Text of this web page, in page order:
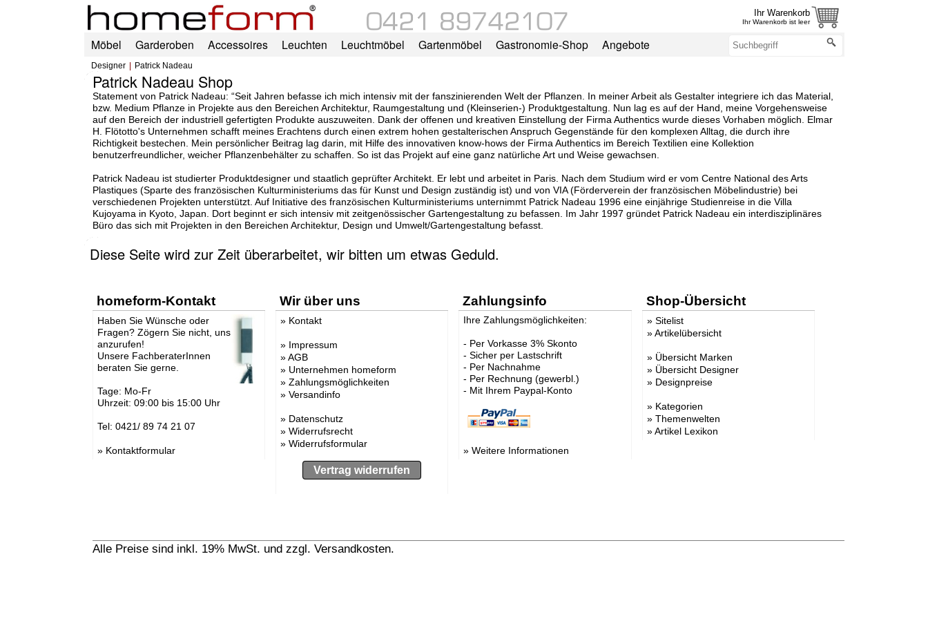
Ihr Warenkorb
Ihr Warenkorb ist leer
Möbel Garderoben Accessoires Leuchten Leuchtmöbel Gartenmöbel Gastronomie-Shop Angebote
Designer Patrick Nadeau
Patrick Nadeau Shop
Statement von Patrick Nadeau: “Seit Jahren befasse ich mich intensiv mit der fanszinierenden Welt der Pflanzen. In meiner Arbeit als Gestalter integriere ich das Material,
bzw. Medium Pflanze in Projekte aus den Bereichen Architektur, Raumgestaltung und (Kleinserien-) Produktgestaltung. Nun lag es auf der Hand, meine Vorgehensweise
auf den Bereich der industriell gefertigten Produkte auszuweiten. Dank der offenen und kreativen Einstellung der Firma Authentics wurde dieses Vorhaben möglich. Elmar
H. Flötotto's Unternehmen schafft meines Erachtens durch einen extrem hohen gestalterischen Anspruch Gegenstände für den komplexen Alltag, die durch ihre
Richtigkeit bestechen. Mein persönlicher Beitrag lag darin, mit Hilfe des innovativen know-hows der Firma Authentics im Bereich Textilien eine Kollektion
benutzerfreundlicher, weicher Pflanzenbehälter zu schaffen. So ist das Projekt auf eine ganz natürliche Art und Weise gewachsen.
Patrick Nadeau ist studierter Produktdesigner und staatlich geprüfter Architekt. Er lebt und arbeitet in Paris. Nach dem Studium wird er vom Centre National des Arts
Plastiques (Sparte des französischen Kulturministeriums das für Kunst und Design zuständig ist) und von VIA (Förderverein der französischen Möbelindustrie) bei
verschiedenen Projekten unterstützt. Auf Initiative des französischen Kulturministeriums unternimmt Patrick Nadeau 1996 eine einjährige Studienreise in die Villa
Kujoyama in Kyoto, Japan. Dort beginnt er sich intensiv mit zeitgenössischer Gartengestaltung zu befassen. Im Jahr 1997 gründet Patrick Nadeau ein interdisziplinäres
Büro das sich mit Projekten in den Bereichen Architektur, Design und Umwelt/Gartengestaltung befasst.
Diese Seite wird zur Zeit überarbeitet, wir bitten um etwas Geduld.
homeform-Kontakt
Haben Sie Wünsche oder
Fragen? Zögern Sie nicht, uns
anzurufen!
Unsere FachberaterInnen
beraten Sie gerne.
Tage: Mo-Fr
Uhrzeit: 09:00 bis 15:00 Uhr
Tel: 0421/ 89 74 21 07
» Kontaktformular
Wir über uns
» Kontakt
» Impressum
»AGB
» Unternehmen homeform
» Zahlungsmöglichkeiten
» Versandinfo
» Datenschutz
» Widerrufsrecht
» Widerrufsformular
Vertrag widerrufen
Zahlungsinfo
Ihre Zahlungsmöglichkeiten:
- Per Vorkasse 3% Skonto
- Sicher per Lastschrift
- Per Nachnahme
- Per Rechnung (gewerbl.)
- Mit Ihrem Paypal-Konto
»Weitere Informationen
Shop-Übersicht
» Sitelist
»Artikelübersicht
» Übersicht Marken
» Übersicht Designer
» Designpreise
» Kategorien
» Themenwelten
»Artikel Lexikon
Alle Preise sind inkl. 19% MwSt. und zzgl. Versandkosten.